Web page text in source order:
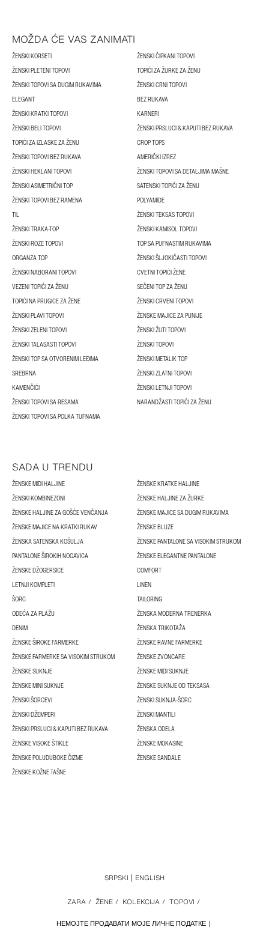
MOŽDA ĆE VAS ZANIMATI
ŽENSKI KORSETI
ŽENSKI ČIPKANI TOPOVI
ŽENSKI PLETENI TOPOVI
TOPIĆI ZA ŽURKE ZA ŽENU
ŽENSKI TOPOVI SA DUGIM RUKAVIMA
ŽENSKI CRNI TOPOVI
ELEGANT
BEZ RUKAVA
ŽENSKI KRATKI TOPOVI
KARNERI
ŽENSKI BELI TOPOVI
ŽENSKI PRSLUCI & KAPUTI BEZ RUKAVA
TOPIĆI ZA IZLASKE ZA ŽENU
CROP TOPS
ŽENSKI TOPOVI BEZ RUKAVA
AMERIČKI IZREZ
ŽENSKI HEKLANI TOPOVI
ŽENSKI TOPOVI SA DETALJIMA MAŠNE
ŽENSKI ASIMETRIČNI TOP
SATENSKI TOPIĆI ZA ŽENU
ŽENSKI TOPOVI BEZ RAMENA
POLYAMIDE
TIL
ŽENSKI TEKSAS TOPOVI
ŽENSKI TRAKA-TOP
ŽENSKI KAMISOL TOPOVI
ŽENSKI ROZE TOPOVI
TOP SA PUFNASTIM RUKAVIMA
ORGANZA TOP
ŽENSKI ŠLJOKIČASTI TOPOVI
ŽENSKI NABORANI TOPOVI
CVETNI TOPIĆI ŽENE
VEZENI TOPIĆI ZA ŽENU
SEČENI TOP ZA ŽENU
TOPIĆI NA PRUGICE ZA ŽENE
ŽENSKI CRVENI TOPOVI
ŽENSKI PLAVI TOPOVI
ŽENSKE MAJICE ZA PUNIJE
ŽENSKI ZELENI TOPOVI
ŽENSKI ŽUTI TOPOVI
ŽENSKI TALASASTI TOPOVI
ŽENSKI TOPOVI
ŽENSKI TOP SA OTVORENIM LEĐIMA
ŽENSKI METALIK TOP
SREBRNA
ŽENSKI ZLATNI TOPOVI
KAMENČIĆI
ŽENSKI LETNJI TOPOVI
ŽENSKI TOPOVI SA RESAMA
NARANDŽASTI TOPIĆI ZA ŽENU
ŽENSKI TOPOVI SA POLKA TUFNAMA
SADA U TRENDU
ŽENSKE MIDI HALJINE
ŽENSKE KRATKE HALJINE
ŽENSKI KOMBINEZONI
ŽENSKE HALJINE ZA ŽURKE
ŽENSKE HALJINE ZA GOŠĆE VENČANJA
ŽENSKE MAJICE SA DUGIM RUKAVIMA
ŽENSKE MAJICE NA KRATKI RUKAV
ŽENSKE BLUZE
ŽENSKA SATENSKA KOŠULJA
ŽENSKE PANTALONE SA VISOKIM STRUKOM
PANTALONE ŠIROKIH NOGAVICA
ŽENSKE ELEGANTNE PANTALONE
ŽENSKE DŽOGERSICE
COMFORT
LETNJI KOMPLETI
LINEN
ŠORC
TAILORING
ODEĆA ZA PLAŽU
ŽENSKA MODERNA TRENERKA
DENIM
ŽENSKA TRIKOTAŽA
ŽENSKE ŠIROKE FARMERKE
ŽENSKE RAVNE FARMERKE
ŽENSKE FARMERKE SA VISOKIM STRUKOM
ŽENSKE ZVONCARE
ŽENSKE SUKNJE
ŽENSKE MIDI SUKNJE
ŽENSKE MINI SUKNJE
ŽENSKE SUKNJE OD TEKSASA
ŽENSKI ŠORCEVI
ŽENSKI SUKNJA-ŠORC
ŽENSKI DŽEMPERI
ŽENSKI MANTILI
ŽENSKI PRSLUCI & KAPUTI BEZ RUKAVA
ŽENSKA ODELA
ŽENSKE VISOKE ŠTIKLE
ŽENSKE MOKASINE
ŽENSKE POLUDUBOKE ČIZME
ŽENSKE SANDALE
ŽENSKE KOŽNE TAŠNE
НЕМОЈТЕ ПРОДАВАТИ МОЈЕ ЛИЧНЕ ПОДАТКЕ
ZARA / ŽENE / KOLEKCIJA / TOPOVI /
SRPSKI ENGLISH